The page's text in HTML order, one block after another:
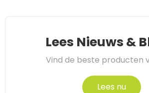
Lees Nieuws &
Vind de beste producten
Lees nu